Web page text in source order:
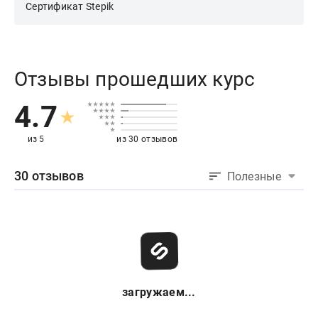
Сертификат Stepik
Отзывы прошедших курс
4.7
из 5 из 30 отзывов
30 отзывов Полезные
загружаем...